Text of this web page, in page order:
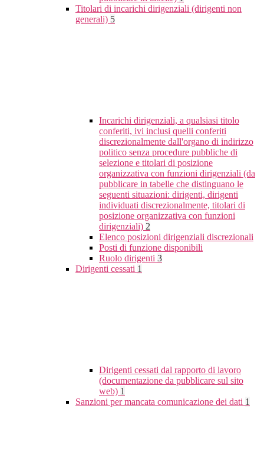
Titolari di incarichi dirigenziali (dirigenti non
generali) 5
Incarichi dirigenziali, a qualsiasi titolo
conferiti, ivi inclusi quelli conferiti
discrezionalmente dall'organo di indirizzo
politico senza procedure pubbliche di
selezione e titolari di posizione
organizzativa con funzioni dirigenziali (da
pubblicare in tabelle che distinguano le
seguenti situazioni: dirigenti, dirigenti
individuati discrezionalmente, titolari di
posizione organizzativa con funzioni
dirigenziali) 2
Elenco posizioni dirigenziali discrezionali
Posti di funzione disponibili
Ruolo dirigenti 3
Dirigenti cessati 1
Dirigenti cessati dal rapporto di lavoro
(documentazione da pubblicare sul sito
web) 1
Sanzioni per mancata comunicazione dei dati 1